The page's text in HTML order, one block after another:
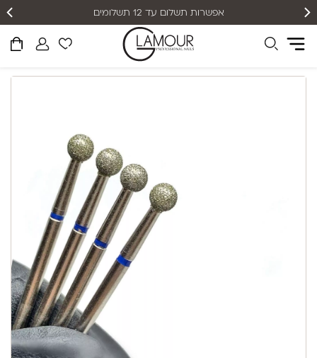
אפשרות תשלום עד 12 תשלומים